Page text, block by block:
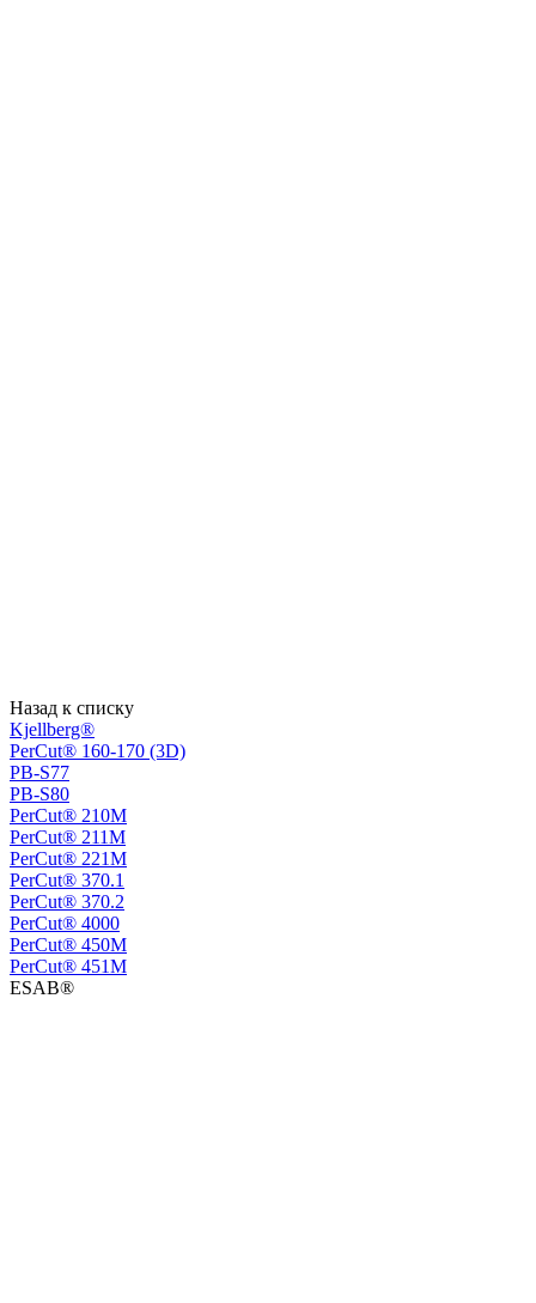
Назад к списку
Kjellberg®
PerCut® 160-170 (3D)
PB-S77
PB-S80
PerСut® 210M
PerСut® 211M
PerСut® 221M
PerСut® 370.1
PerСut® 370.2
PerСut® 4000
PerСut® 450M
PerСut® 451M
ESAB®